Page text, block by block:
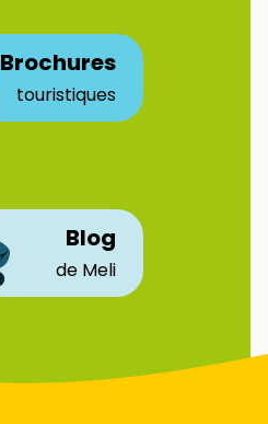
Brochures
touristiques
Blog
de Meli